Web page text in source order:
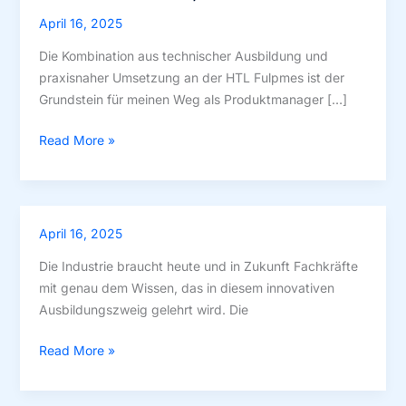
April 16, 2025
Die Kombination aus technischer Ausbildung und
praxisnaher Umsetzung an der HTL Fulpmes ist der
Grundstein für meinen Weg als Produktmanager […]
Simon
Absolvent
Read More »
April 16, 2025
Die Industrie braucht heute und in Zukunft Fachkräfte
mit genau dem Wissen, das in diesem innovativen
Ausbildungszweig gelehrt wird. Die
Siegfried
CTO
Read More »